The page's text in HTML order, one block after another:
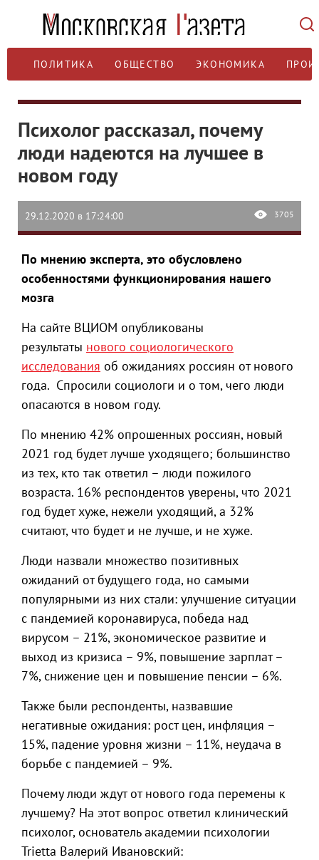
ПОЛИТИКА ОБЩЕСТВО ЭКОНОМИКА
Психолог рассказал, почему
люди надеются на лучшее в
новом году
29.12.2020 в 17:24:00 3705
По мнению эксперта, это обусловлено
особенностями функционирования нашего
мозга
На сайте ВЦИОМ опубликованы
результаты нового социологического
исследования об ожиданиях россиян от нового
года. Спросили социологи и о том, чего люди
опасаются в новом году.
По мнению 42% опрошенных россиян, новый
2021 год будет лучше уходящего; большинство
из тех, кто так ответил – люди пожилого
возраста. 16% респондентов уверены, что 2021
год будет хуже, нежели уходящий, а 32%
считают, что будет и не лучше, и не хуже.
Люди назвали множество позитивных
ожиданий от будущего года, но самыми
популярными из них стали: улучшение ситуации
с пандемией коронавируса, победа над
вирусом – 21%, экономическое развитие и
выход из кризиса – 9%, повышение зарплат –
7%, снижение цен и повышение пенсии – 6%.
Также были респонденты, назвавшие
негативные ожидания: рост цен, инфляция –
15%, падение уровня жизни – 11%, неудача в
борьбе с пандемией – 9%.
Почему люди ждут от нового года перемены к
лучшему? На этот вопрос ответил клинический
психолог, основатель академии психологии
Trietta Валерий Ивановский: